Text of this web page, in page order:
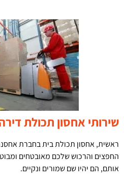
שירותי אחסון תכולת
ראשית, אחסון תכולת בית בחברת
החפצים והרכוש שלכם מאובטחים
אותם, הם יהיו שם שמורים ונקיים.